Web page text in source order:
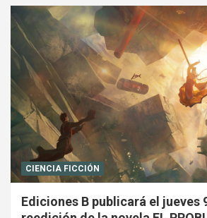
CIENCIA FICCIÓN
Ediciones B publicará el jueves